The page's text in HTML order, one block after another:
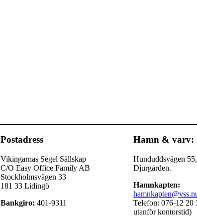
Postadress
Vikingarnas Segel Sällskap
C/O Easy Office Family AB
Stockholmsvägen 33
181 33 Lidingö
Bankgiro: 401-9311
Hamn & varv:
Hunduddsvägen 55,
Djurgården.
Hamnkapten:
Telefon: 076-12 20
utanför kontorstid)